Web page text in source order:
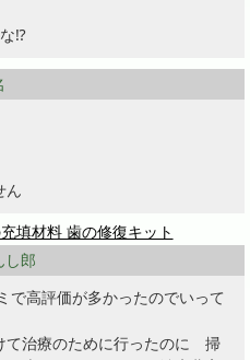
⁉️
ん
填材料 歯の修復キット
郎
高評価が多かったのでいって
て治療のために行ったのに 掃